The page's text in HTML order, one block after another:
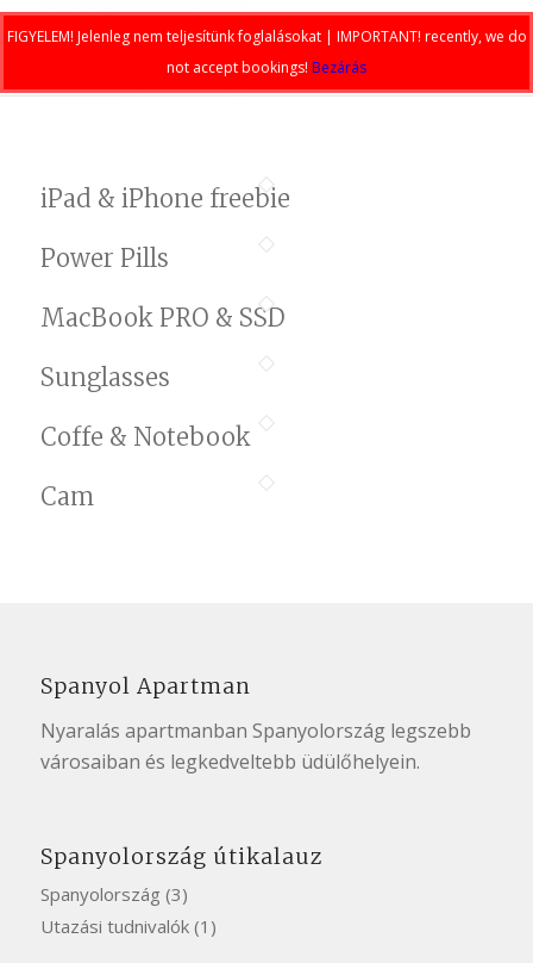
FIGYELEM! Jelenleg nem teljesítünk foglalásokat | IMPORTANT! recently, we do
not accept bookings! Bezárás
iPad & iPhone freebie
Power Pills
MacBook PRO & SSD
Sunglasses
Coffe & Notebook
Cam
Spanyol Apartman
Nyaralás apartmanban Spanyolország legszebb
városaiban és legkedveltebb üdülőhelyein.
Spanyolország útikalauz
Spanyolország (3)
Utazási tudnivalók(1)